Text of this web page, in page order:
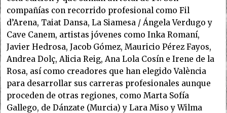
compañías con recorrido profesional como Fil
d’Arena, Taiat Dansa, La Siamesa / Ángela Verdugo y
Cave Canem, artistas jóvenes como Inka Romaní,
Javier Hedrosa, Jacob Gómez, Mauricio Pérez Fayos,
Andrea Dolç, Alicia Reig, Ana Lola Cosín e Irene de la
Rosa, así como creadores que han elegido València
para desarrollar sus carreras profesionales aunque
proceden de otras regiones, como Marta Sofía
Gallego, de Dánzate (Murcia) y Lara Miso y Wilma